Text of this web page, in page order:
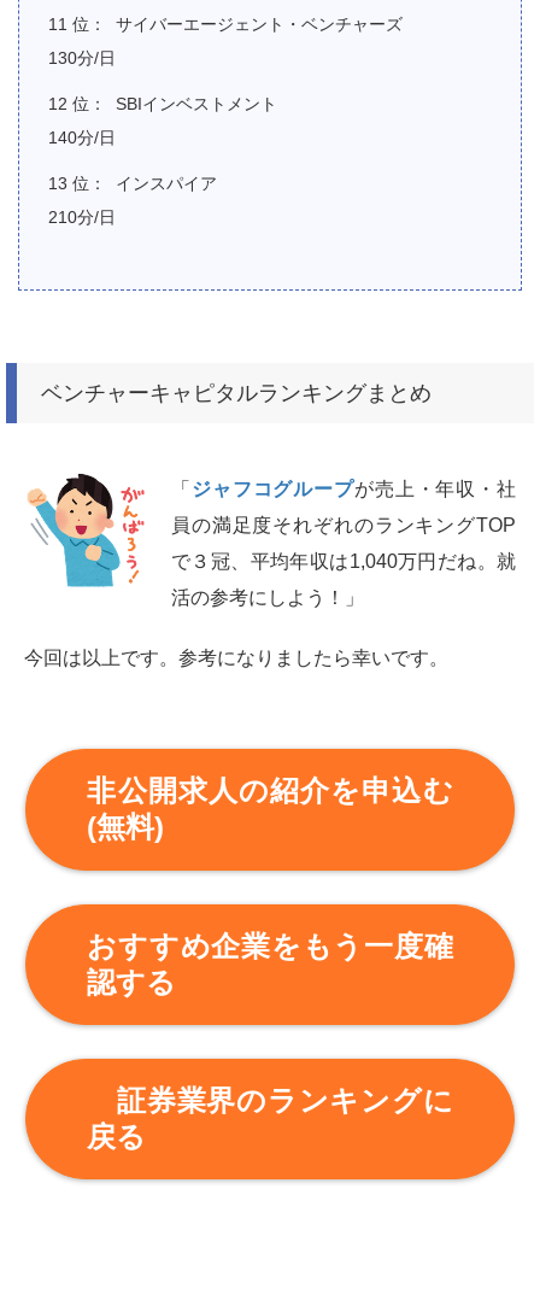
サイバーエージェント・ベンチャーズ
130分/日
SBIインベストメント
140分/日
インスパイア
210分/日
ベンチャーキャピタルランキングまとめ
「 ジャフコグループが売上・年収・社
員の満足度それぞれのランキングTOP
で３冠、平均年収は1,040万円だね。就
活の参考にしよう！」
今回は以上です。参考になりましたら幸いです。
非公開求人の紹介を申込む
(無料)
おすすめ企業をもう一度確
認する
証券業界のランキングに
戻る